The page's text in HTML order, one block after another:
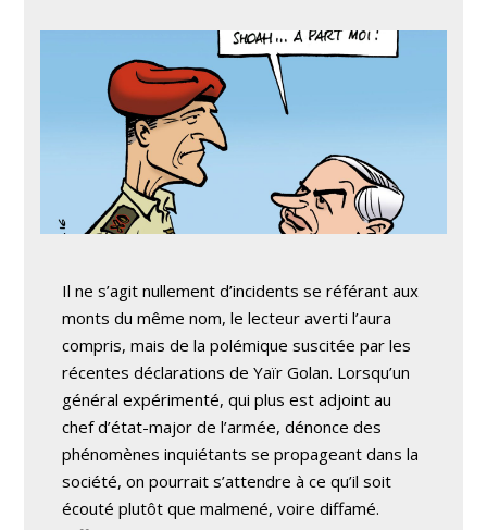
Il ne s’agit nullement d’incidents se référant aux
monts du même nom, le lecteur averti l’aura
compris, mais de la polémique suscitée par les
récentes déclarations de Yaïr Golan. Lorsqu’un
général expérimenté, qui plus est adjoint au
chef d’état-major de l’armée, dénonce des
phénomènes inquiétants se propageant dans la
société, on pourrait s’attendre à ce qu’il soit
écouté plutôt que malmené, voire diffamé.